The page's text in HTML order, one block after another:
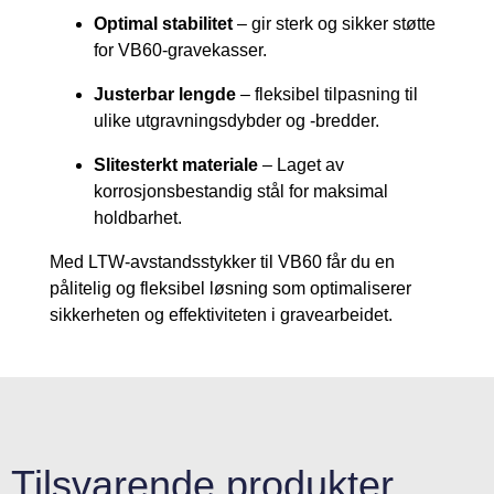
Optimal stabilitet – gir sterk og sikker støtte
for VB60-gravekasser.
Justerbar lengde – fleksibel tilpasning til
ulike utgravningsdybder og -bredder.
Slitesterkt materiale – Laget av
korrosjonsbestandig stål for maksimal
holdbarhet.
Med LTW-avstandsstykker til VB60 får du en
pålitelig og fleksibel løsning som optimaliserer
sikkerheten og effektiviteten i gravearbeidet.
Tilsvarende produkter